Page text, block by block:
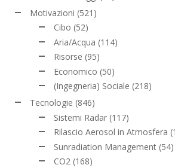
Motivazioni (521)
Cibo (52)
Aria/Acqua (114)
Risorse (95)
Economico (50)
(Ingegneria) Sociale (218)
Tecnologie (846)
Sistemi Radar (117)
Rilascio Aerosol in Atmosfera
Sunradiation Management (54)
CO2 (168)